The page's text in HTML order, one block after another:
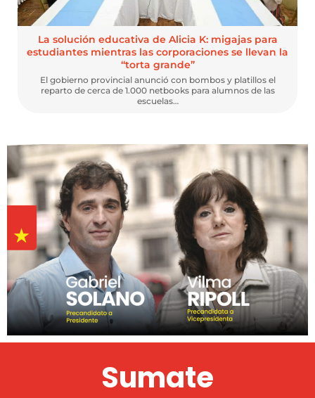
La solución educativa de Alicia K: migajas para
estudiantes mientras las corporaciones se llevan la
“torta grande”
El gobierno provincial anunció con bombos y platillos el
reparto de cerca de 1.000 netbooks para alumnos de las
escuelas…
Sumate